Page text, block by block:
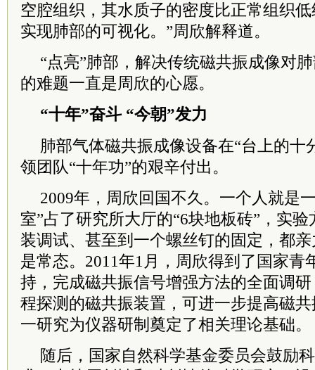
空腔组织，其水质子的密度比正常组织
实现肺部的可视化。”周欣解释道。
“点亮”肺部，解决传统磁共振成像对
的难题一直是周欣的心愿。
“十年”奋斗 “今朝”发力
肺部气体磁共振成像设备在“台上的十
领团队“十年功”的艰辛付出。
2009年，周欣回国不久。一个人就是
室”占了研究所大厅的“6块地板砖”，实
装调试、甚至到一个螺丝钉的固定，都
是常态。2011年1月，周欣得到了国家青
持，完成磁共振信号增强方法的全面调
程探测的磁共振装置，可进一步提高磁
一研究为仪器研制奠定了相关理论基础。
随后，国家自然科学基金委员会鼓励